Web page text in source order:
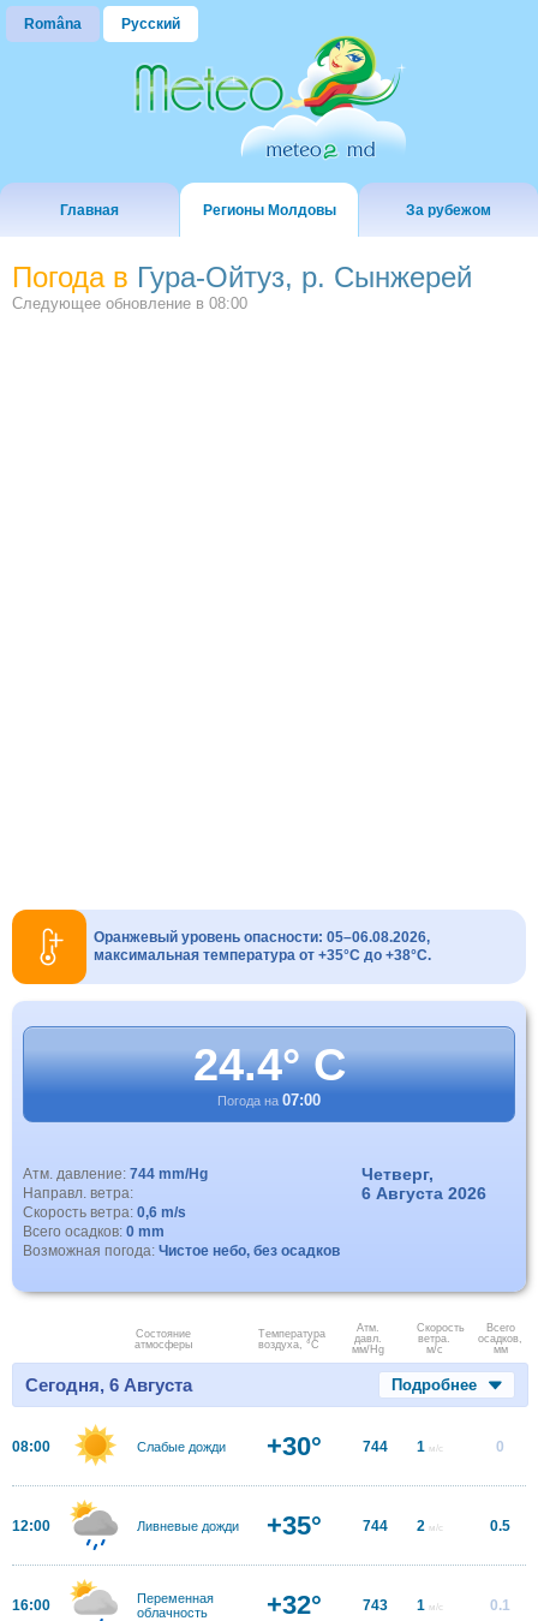
Româna Русский
Главная Регионы Молдовы За рубежом
Погода в Гура-Ойтуз, р. Сынжерей
Следующее обновление в 08:00
Оранжевый уровень опасности: 05–06.08.2026,
максимальная температура от +35°C до +38°C.
24.4° C
Погода на 07:00
Атм. давление: 744 mm/Hg
Направл. ветра:
Скорость ветра: 0,6 m/s
Всего осадков: 0 mm
Возможная погода: Чистое небо, без осадков
Четверг,
6 Августа 2026
Состояние
атмосферы
Температура
воздуха, °C
Атм.
давл.
мм/Hg
Скорость
ветра.
м/с
Всего
осадков,
мм
Сегодня, 6 Августа Подробнее
08:00 Слабые дожди +30° 744 1 м/с 0
12:00 Ливневые дожди +35° 744 2 м/с 0.5
16:00
Переменная
облачность
+32° 743 1 м/с 0.1